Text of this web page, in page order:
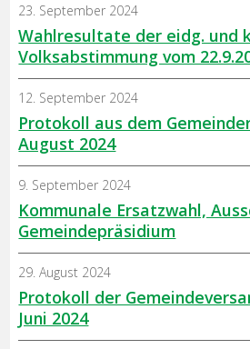
Wahlresultate der eidg. und
Volksabstimmung vom
23. September 2024
Protokoll aus dem
August 2024
12. September 2024
Kommunale Ersatzwahl,
Gemeindepräsidium
9. September 2024
Protokoll der
Juni 2024
29. August 2024